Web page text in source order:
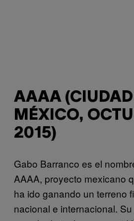
AAAA (CIUDAD
MÉXICO,
2015)
Gabo Barranco es el
AAAA, proyecto mexicano
ha ido ganando un terreno
nacional e internacional.